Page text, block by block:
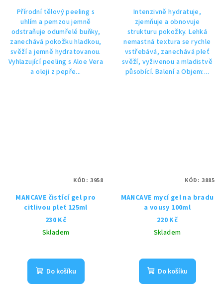
Přírodní tělový peeling s
uhlím a pemzou jemně
odstraňuje odumřelé buňky,
zanechává pokožku hladkou,
svěží a jemně hydratovanou.
Vyhlazující peeling s Aloe Vera
a oleji z pepře...
Intenzivně hydratuje,
zjemňuje a obnovuje
strukturu pokožky. Lehká
nemastná textura se rychle
vstřebává, zanechává pleť
svěží, vyživenou a mladistvě
působící. Balení a Objem:...
MANCAVE čistící gel pro
citlivou pleť 125ml
230 Kč
Skladem
Do košíku
KÓD: 3958
MANCAVE mycí gel na bradu
a vousy 100ml
220 Kč
Skladem
Do košíku
KÓD: 3885